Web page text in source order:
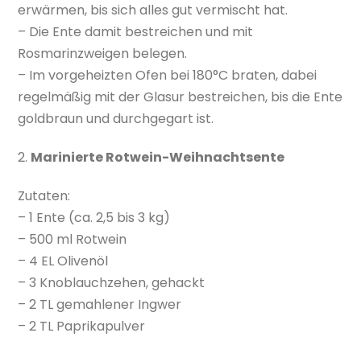
erwärmen, bis sich alles gut vermischt hat.
– Die Ente damit bestreichen und mit
Rosmarinzweigen belegen.
– Im vorgeheizten Ofen bei 180°C braten, dabei
regelmäßig mit der Glasur bestreichen, bis die Ente
goldbraun und durchgegart ist.
2. Marinierte Rotwein-Weihnachtsente
Zutaten:
– 1 Ente (ca. 2,5 bis 3 kg)
– 500 ml Rotwein
– 4 EL Olivenöl
– 3 Knoblauchzehen, gehackt
– 2 TL gemahlener Ingwer
– 2 TL Paprikapulver